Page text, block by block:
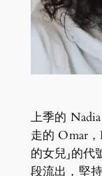
上季的
走的 Omar
的女兒」的
段流出，堅